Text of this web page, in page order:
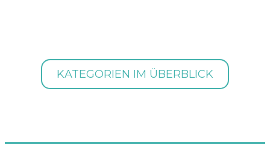
KATEGORIEN IM ÜBERBLICK